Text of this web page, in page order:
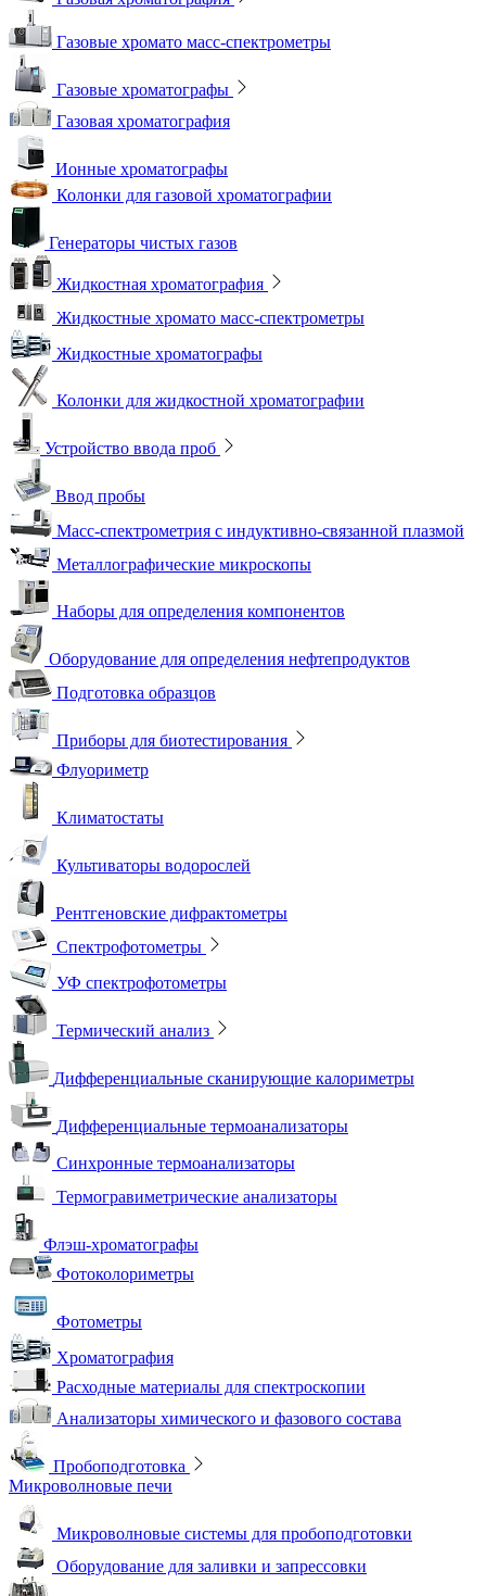
Газовые хромато масс-спектрометры
Газовые хроматографы
Газовая хроматография
Ионные хроматографы
Колонки для газовой хроматографии
Генераторы чистых газов
Жидкостная хроматография
Жидкостные хромато масс-спектрометры
Жидкостные хроматографы
Колонки для жидкостной хроматографии
Устройство ввода проб
Ввод пробы
Масс-спектрометрия с индуктивно-связанной плазмой
Металлографические микроскопы
Наборы для определения компонентов
Оборудование для определения нефтепродуктов
Подготовка образцов
Приборы для биотестирования
Флуориметр
Климатостаты
Культиваторы водорослей
Рентгеновские дифрактометры
Спектрофотометры
УФ спектрофотометры
Термический анализ
Дифференциальные сканирующие калориметры
Дифференциальные термоанализаторы
Синхронные термоанализаторы
Термогравиметрические анализаторы
Флэш-хроматографы
Фотоколориметры
Фотометры
Хроматография
Расходные материалы для спектроскопии
Анализаторы химического и фазового состава
Пробоподготовка
Микроволновые печи
Микроволновые системы для пробоподготовки
Оборудование для заливки и запрессовки